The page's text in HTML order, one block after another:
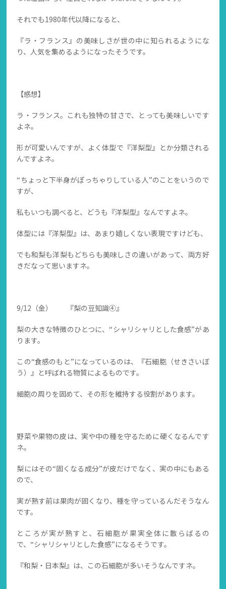
それでも1980年代以降になると、
『ラ・フランス』の美味しさが世の中に知られるようにな
り、人気を集めるようになったそうです。
【感想】
ラ・フランス。これも独特の甘さで、とっても美味しいです
よネ。
形が可愛いんですが、よく体型で『洋梨型』とか分類される
んですよネ。
“ちょっと下半身がぽっちゃりしている人”のことをいうので
すが、
私もいつも調べると、どうも『洋梨型』なんですよネ。
体型には『洋梨型』は、あまり嬉しくない表現ですけども、
でも和梨も洋梨もどちらも美味しさの違いがあって、両方好
きだなって思いますネ。
9/12（金） 『梨の豆知識④』
梨の大きな特徴のひとつに、“シャリシャリとした食感”があ
ります。
この“食感のもと”になっているのは、『石細胞（せきさいぼ
う）』と呼ばれる物質によるものです。
細胞の周りを固めて、その形を維持する役割があります。
野菜や果物の皮は、実や中の種を守るために硬くなるんです
ネ。
梨にはその“固くなる成分”が皮だけでなく、実の中にもある
ので、
実が熟す前は果肉が固くなり、種を守っているんだそうなん
です。
ところが実が熟すと、石細胞が果実全体に散らばるの
で、“シャリシャリとした食感”になるそうです。
『和梨・日本梨』は、この石細胞が多いそうなんですネ。